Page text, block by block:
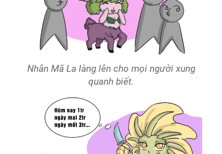
Nhân Mã La làng lên cho mọi người xung
quanh biết.